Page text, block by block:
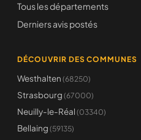
Tous les départements
Derniers avis postés
DÉCOUVRIR DES COMMUNES
Westhalten (68250)
Strasbourg (67000)
Neuilly-le-Réal (03340)
Bellaing (59135)